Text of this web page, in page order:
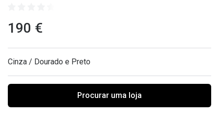
190 €
Cinza / Dourado e Preto
Procurar uma loja